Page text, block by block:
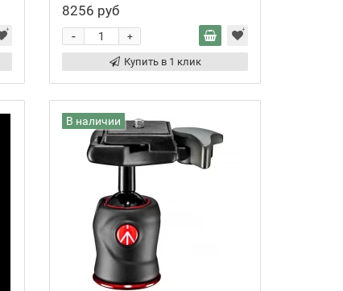
8256 руб
+
-
Купить в 1 клик
В наличии